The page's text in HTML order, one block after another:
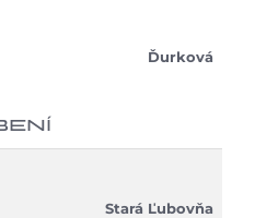
Ďurková
Stará Ľubovňa